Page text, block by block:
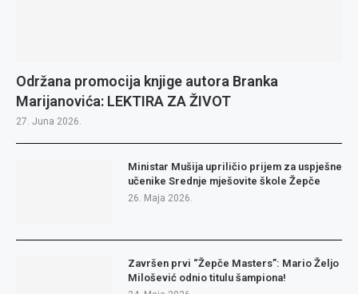
Održana promocija knjige autora Branka
Marijanovića: LEKTIRA ZA ŽIVOT
27. Juna 2026.
Ministar Mušija upriličio prijem za uspješne
učenike Srednje mješovite škole Žepče
26. Maja 2026.
Završen prvi “Žepče Masters”: Mario Željo
Milošević odnio titulu šampiona!